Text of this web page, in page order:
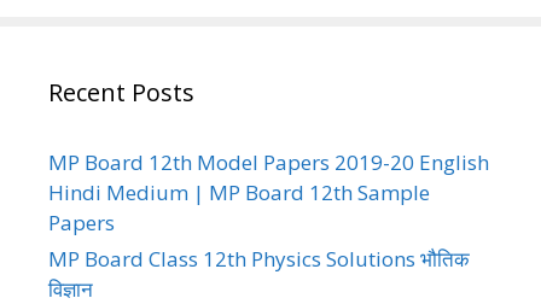
Recent Posts
MP Board 12th Model Papers 2019-20 English
Hindi Medium | MP Board 12th Sample
Papers
MP Board Class 12th Physics Solutions भौतिक
विज्ञान